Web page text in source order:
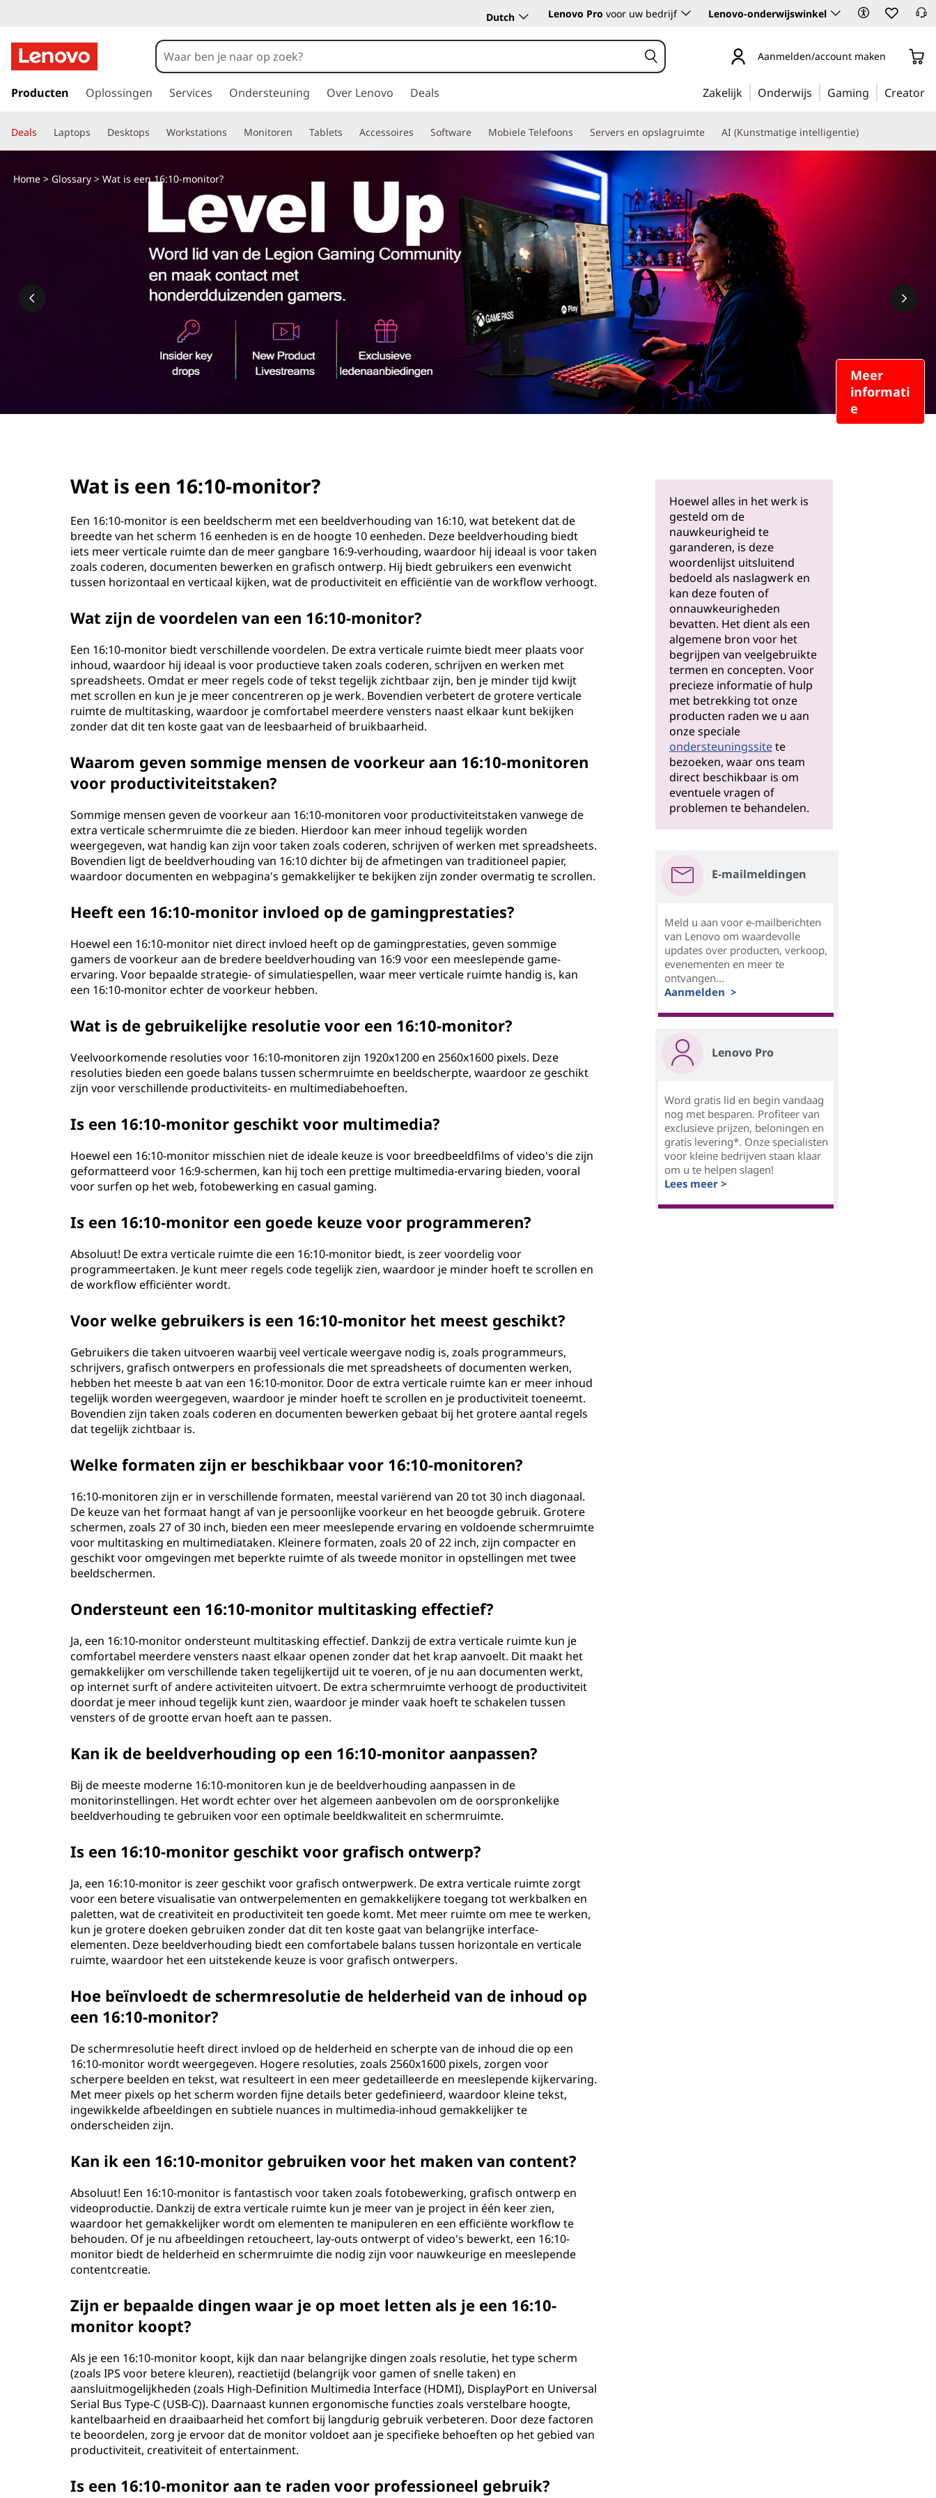
a
Dutch Lenovo Pro voor uw bedrijf Lenovo-onderwijswinkel
a
a
r
e
Aanmelden/account maken
Producten Oplossingen Services Ondersteuning Over Lenovo Deals Zakelijk Onderwijs Gaming Creator
Deals Laptops Desktops Workstations Monitoren Tablets Accessoires Software Mobiele Telefoons Servers en opslagruimte AI (Kunstmatige intelligentie)
Meer
informati
e
Home> Glossary> Wat is een 16:10-monitor?
Wat is een 16:10-monitor?
Een 16:10-monitor is een beeldscherm met een beeldverhouding van 16:10, wat betekent dat de
breedte van het scherm 16 eenheden is en de hoogte 10 eenheden. Deze beeldverhouding biedt
iets meer verticale ruimte dan de meer gangbare 16:9-verhouding, waardoor hij ideaal is voor taken
zoals coderen, documenten bewerken en grafisch ontwerp. Hij biedt gebruikers een evenwicht
tussen horizontaal en verticaal kijken, wat de productiviteit en efficiëntie van de workflow verhoogt.
Wat zijn de voordelen van een 16:10-monitor?
Een 16:10-monitor biedt verschillende voordelen. De extra verticale ruimte biedt meer plaats voor
inhoud, waardoor hij ideaal is voor productieve taken zoals coderen, schrijven en werken met
spreadsheets. Omdat er meer regels code of tekst tegelijk zichtbaar zijn, ben je minder tijd kwijt
met scrollen en kun je je meer concentreren op je werk. Bovendien verbetert de grotere verticale
ruimte de multitasking, waardoor je comfortabel meerdere vensters naast elkaar kunt bekijken
zonder dat dit ten koste gaat van de leesbaarheid of bruikbaarheid.
Waarom geven sommige mensen de voorkeur aan 16:10-monitoren
voor productiviteitstaken?
Sommige mensen geven de voorkeur aan 16:10-monitoren voor productiviteitstaken vanwege de
extra verticale schermruimte die ze bieden. Hierdoor kan meer inhoud tegelijk worden
weergegeven, wat handig kan zijn voor taken zoals coderen, schrijven of werken met spreadsheets.
Bovendien ligt de beeldverhouding van 16:10 dichter bij de afmetingen van traditioneel papier,
waardoor documenten en webpagina's gemakkelijker te bekijken zijn zonder overmatig te scrollen.
Heeft een 16:10-monitor invloed op de gamingprestaties?
Hoewel een 16:10-monitor niet direct invloed heeft op de gamingprestaties, geven sommige
gamers de voorkeur aan de bredere beeldverhouding van 16:9 voor een meeslepende game-
ervaring. Voor bepaalde strategie- of simulatiespellen, waar meer verticale ruimte handig is, kan
een 16:10-monitor echter de voorkeur hebben.
Wat is de gebruikelijke resolutie voor een 16:10-monitor?
Veelvoorkomende resoluties voor 16:10-monitoren zijn 1920x1200 en 2560x1600 pixels. Deze
resoluties bieden een goede balans tussen schermruimte en beeldscherpte, waardoor ze geschikt
zijn voor verschillende productiviteits- en multimediabehoeften.
Is een 16:10-monitor geschikt voor multimedia?
Hoewel een 16:10-monitor misschien niet de ideale keuze is voor breedbeeldfilms of video's die zijn
geformatteerd voor 16:9-schermen, kan hij toch een prettige multimedia-ervaring bieden, vooral
voor surfen op het web, fotobewerking en casual gaming.
Is een 16:10-monitor een goede keuze voor programmeren?
Absoluut! De extra verticale ruimte die een 16:10-monitor biedt, is zeer voordelig voor
programmeertaken. Je kunt meer regels code tegelijk zien, waardoor je minder hoeft te scrollen en
de workflow efficiënter wordt.
Voor welke gebruikers is een 16:10-monitor het meest geschikt?
Gebruikers die taken uitvoeren waarbij veel verticale weergave nodig is, zoals programmeurs,
schrijvers, grafisch ontwerpers en professionals die met spreadsheets of documenten werken,
hebben het meeste b aat van een 16:10-monitor. Door de extra verticale ruimte kan er meer inhoud
tegelijk worden weergegeven, waardoor je minder hoeft te scrollen en je productiviteit toeneemt.
Bovendien zijn taken zoals coderen en documenten bewerken gebaat bij het grotere aantal regels
dat tegelijk zichtbaar is.
Welke formaten zijn er beschikbaar voor 16:10-monitoren?
16:10-monitoren zijn er in verschillende formaten, meestal variërend van 20 tot 30 inch diagonaal.
De keuze van het formaat hangt af van je persoonlijke voorkeur en het beoogde gebruik. Grotere
schermen, zoals 27 of 30 inch, bieden een meer meeslepende ervaring en voldoende schermruimte
voor multitasking en multimediataken. Kleinere formaten, zoals 20 of 22 inch, zijn compacter en
geschikt voor omgevingen met beperkte ruimte of als tweede monitor in opstellingen met twee
beeldschermen.
Ondersteunt een 16:10-monitor multitasking effectief?
Ja, een 16:10-monitor ondersteunt multitasking effectief. Dankzij de extra verticale ruimte kun je
comfortabel meerdere vensters naast elkaar openen zonder dat het krap aanvoelt. Dit maakt het
gemakkelijker om verschillende taken tegelijkertijd uit te voeren, of je nu aan documenten werkt,
op internet surft of andere activiteiten uitvoert. De extra schermruimte verhoogt de productiviteit
doordat je meer inhoud tegelijk kunt zien, waardoor je minder vaak hoeft te schakelen tussen
vensters of de grootte ervan hoeft aan te passen.
Kan ik de beeldverhouding op een 16:10-monitor aanpassen?
Bij de meeste moderne 16:10-monitoren kun je de beeldverhouding aanpassen in de
monitorinstellingen. Het wordt echter over het algemeen aanbevolen om de oorspronkelijke
beeldverhouding te gebruiken voor een optimale beeldkwaliteit en schermruimte.
Is een 16:10-monitor geschikt voor grafisch ontwerp?
Ja, een 16:10-monitor is zeer geschikt voor grafisch ontwerpwerk. De extra verticale ruimte zorgt
voor een betere visualisatie van ontwerpelementen en gemakkelijkere toegang tot werkbalken en
paletten, wat de creativiteit en productiviteit ten goede komt. Met meer ruimte om mee te werken,
kun je grotere doeken gebruiken zonder dat dit ten koste gaat van belangrijke interface-
elementen. Deze beeldverhouding biedt een comfortabele balans tussen horizontale en verticale
ruimte, waardoor het een uitstekende keuze is voor grafisch ontwerpers.
Hoe beïnvloedt de schermresolutie de helderheid van de inhoud op
een 16:10-monitor?
De schermresolutie heeft direct invloed op de helderheid en scherpte van de inhoud die op een
16:10-monitor wordt weergegeven. Hogere resoluties, zoals 2560x1600 pixels, zorgen voor
scherpere beelden en tekst, wat resulteert in een meer gedetailleerde en meeslepende kijkervaring.
Met meer pixels op het scherm worden fijne details beter gedefinieerd, waardoor kleine tekst,
ingewikkelde afbeeldingen en subtiele nuances in multimedia-inhoud gemakkelijker te
onderscheiden zijn.
Kan ik een 16:10-monitor gebruiken voor het maken van content?
Absoluut! Een 16:10-monitor is fantastisch voor taken zoals fotobewerking, grafisch ontwerp en
videoproductie. Dankzij de extra verticale ruimte kun je meer van je project in één keer zien,
waardoor het gemakkelijker wordt om elementen te manipuleren en een efficiënte workflow te
behouden. Of je nu afbeeldingen retoucheert, lay-outs ontwerpt of video's bewerkt, een 16:10-
monitor biedt de helderheid en schermruimte die nodig zijn voor nauwkeurige en meeslepende
contentcreatie.
Zijn er bepaalde dingen waar je op moet letten als je een 16:10-
monitor koopt?
Als je een 16:10-monitor koopt, kijk dan naar belangrijke dingen zoals resolutie, het type scherm
(zoals IPS voor betere kleuren), reactietijd (belangrijk voor gamen of snelle taken) en
aansluitmogelijkheden (zoals High-Definition Multimedia Interface (HDMI), DisplayPort en Universal
Serial Bus Type-C (USB-C)). Daarnaast kunnen ergonomische functies zoals verstelbare hoogte,
kantelbaarheid en draaibaarheid het comfort bij langdurig gebruik verbeteren. Door deze factoren
te beoordelen, zorg je ervoor dat de monitor voldoet aan je specifieke behoeften op het gebied van
productiviteit, creativiteit of entertainment.
Is een 16:10-monitor aan te raden voor professioneel gebruik?
Hoewel alles in het werk is
gesteld om de
nauwkeurigheid te
garanderen, is deze
woordenlijst uitsluitend
bedoeld als naslagwerk en
kan deze fouten of
onnauwkeurigheden
bevatten. Het dient als een
algemene bron voor het
begrijpen van veelgebruikte
termen en concepten. Voor
precieze informatie of hulp
met betrekking tot onze
producten raden we u aan
onze speciale
ondersteuningssitete
bezoeken, waar ons team
direct beschikbaar is om
eventuele vragen of
problemen te behandelen.
E-mailmeldingen
Meld u aan voor e-mailberichten
van Lenovo om waardevolle
updates over producten, verkoop,
evenementen en meer te
ontvangen...
Aanmelden >
Lenovo Pro
Word gratis lid en begin vandaag
nog met besparen. Profiteer van
exclusieve prijzen, beloningen en
gratis levering*. Onze specialisten
voor kleine bedrijven staan klaar
om u te helpen slagen!
Lees meer >